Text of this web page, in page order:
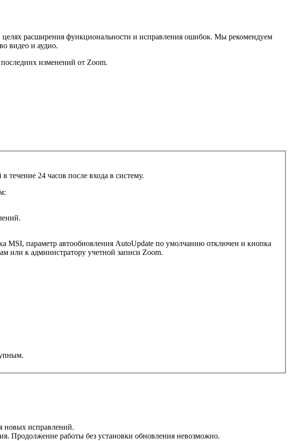
расширения функциональности и исправления ошибок. Мы рекомендуем
видео и аудио.
изменений от Zoom.
24 часов после входа в систему.
параметр автообновления AutoUpdate по умолчанию отключен и кнопка
или к администратору учетной записи Zoom.
новых исправлений.
Продолжение работы без установки обновления невозможно.